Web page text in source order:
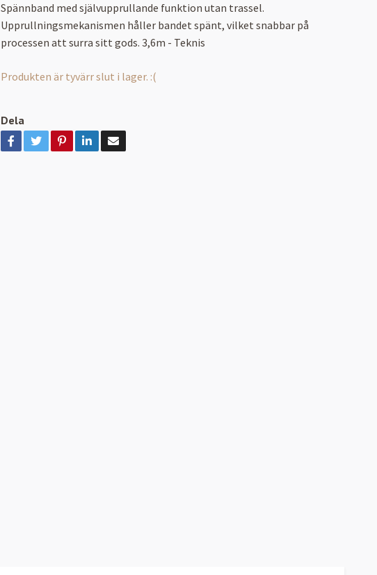
Spännband med självupprullande funktion utan trassel.
Upprullningsmekanismen håller bandet spänt, vilket snabbar på
processen att surra sitt gods. 3,6m - Teknis
Produkten är tyvärr slut i lager. :(
Dela